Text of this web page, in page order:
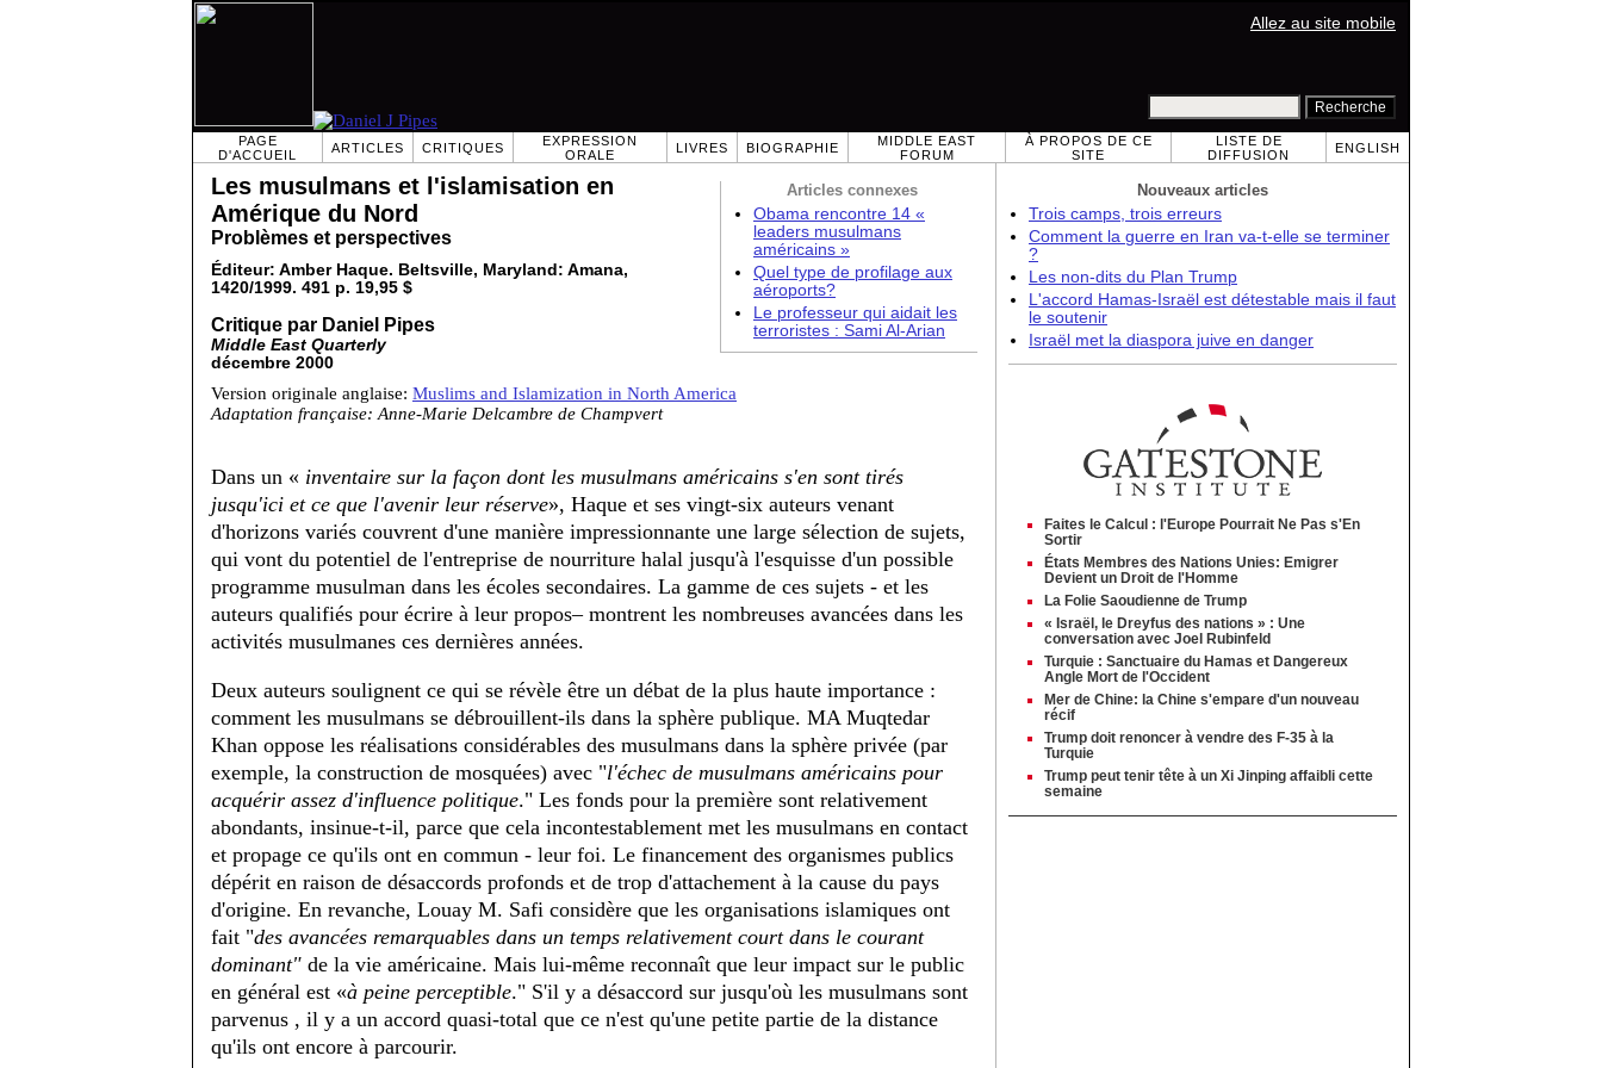
Allez au site mobile
PAGE
D'ACCUEIL
ARTICLES CRITIQUES
EXPRESSION
ORALE
LIVRES BIOGRAPHIE
MIDDLE EAST
FORUM
À PROPOS DE CE
SITE
LISTE DE
DIFFUSION
ENGLISH
Articles connexes
Obama rencontre 14 «
leaders musulmans
américains »
Quel type de profilage aux
aéroports?
Le professeur qui aidait les
terroristes : Sami Al-Arian
Les musulmans et l'islamisation en
Amérique du Nord
Problèmes et perspectives
Éditeur: Amber Haque. Beltsville, Maryland: Amana,
1420/1999. 491 p. 19,95 $
Critique par Daniel Pipes
Middle East Quarterly
décembre 2000
Version originale anglaise: Muslims and Islamization in North America
Adaptation française: Anne-Marie Delcambre de Champvert
Dans un « inventaire sur la façon dont les musulmans américains s'en sont tirés
jusqu'ici et ce que l'avenir leur réserve», Haque et ses vingt-six auteurs venant
d'horizons variés couvrent d'une manière impressionnante une large sélection de sujets,
qui vont du potentiel de l'entreprise de nourriture halal jusqu'à l'esquisse d'un possible
programme musulman dans les écoles secondaires. La gamme de ces sujets - et les
auteurs qualifiés pour écrire à leur propos– montrent les nombreuses avancées dans les
activités musulmanes ces dernières années.
Deux auteurs soulignent ce qui se révèle être un débat de la plus haute importance :
comment les musulmans se débrouillent-ils dans la sphère publique. MA Muqtedar
Khan oppose les réalisations considérables des musulmans dans la sphère privée (par
exemple, la construction de mosquées) avec "l'échec de musulmans américains pour
acquérir assez d'influence politique." Les fonds pour la première sont relativement
abondants, insinue-t-il, parce que cela incontestablement met les musulmans en contact
et propage ce qu'ils ont en commun - leur foi. Le financement des organismes publics
dépérit en raison de désaccords profonds et de trop d'attachement à la cause du pays
d'origine. En revanche, Louay M. Safi considère que les organisations islamiques ont
fait "des avancées remarquables dans un temps relativement court dans le courant
dominant" de la vie américaine. Mais lui-même reconnaît que leur impact sur le public
en général est «à peine perceptible." S'il y a désaccord sur jusqu'où les musulmans sont
parvenus , il y a un accord quasi-total que ce n'est qu'une petite partie de la distance
qu'ils ont encore à parcourir.
Nouveaux articles
Trois camps, trois erreurs
Comment la guerre en Iran va-t-elle se terminer
?
Les non-dits du Plan Trump
L'accord Hamas-Israël est détestable mais il faut
le soutenir
Israël met la diaspora juive en danger
Faites le Calcul : l'Europe Pourrait Ne Pas s'En
Sortir
États Membres des Nations Unies: Emigrer
Devient un Droit de l'Homme
La Folie Saoudienne de Trump
« Israël, le Dreyfus des nations » : Une
conversation avec Joel Rubinfeld
Turquie : Sanctuaire du Hamas et Dangereux
Angle Mort de l'Occident
Mer de Chine: la Chine s'empare d'un nouveau
récif
Trump doit renoncer à vendre des F-35 à la
Turquie
Trump peut tenir tête à un Xi Jinping affaibli cette
semaine